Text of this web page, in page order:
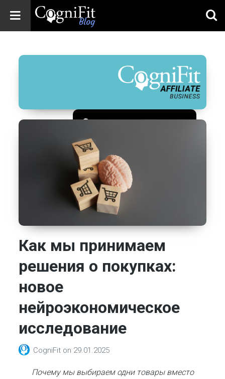
Blog: Brain
Wellness
Зарегистрироваться
Как мы принимаем
решения о покупках:
новое
нейроэкономическое
исследование
CogniFit on 29.01.2025
Почему мы выбираем одни товары вместо